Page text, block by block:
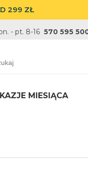
299 ZŁ
MIESIĄCA
- pt. 8-16 570 595